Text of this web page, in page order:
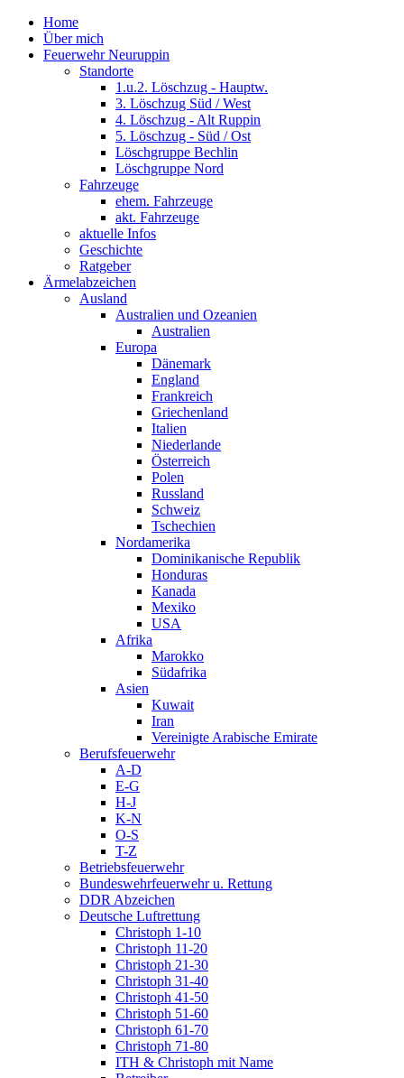
Home
Über mich
Feuerwehr Neuruppin
Standorte
1.u.2. Löschzug - Hauptw.
3. Löschzug Süd / West
4. Löschzug - Alt Ruppin
5. Löschzug - Süd / Ost
Löschgruppe Bechlin
Löschgruppe Nord
Fahrzeuge
ehem. Fahrzeuge
akt. Fahrzeuge
aktuelle Infos
Geschichte
Ratgeber
Ärmelabzeichen
Ausland
Australien und Ozeanien
Australien
Europa
Dänemark
England
Frankreich
Griechenland
Italien
Niederlande
Österreich
Polen
Russland
Schweiz
Tschechien
Nordamerika
Dominikanische Republik
Honduras
Kanada
Mexiko
USA
Afrika
Marokko
Südafrika
Asien
Kuwait
Iran
Vereinigte Arabische Emirate
Berufsfeuerwehr
A-D
E-G
H-J
K-N
O-S
T-Z
Betriebsfeuerwehr
Bundeswehrfeuerwehr u. Rettung
DDR Abzeichen
Deutsche Luftrettung
Christoph 1-10
Christoph 11-20
Christoph 21-30
Christoph 31-40
Christoph 41-50
Christoph 51-60
Christoph 61-70
Christoph 71-80
ITH & Christoph mit Name